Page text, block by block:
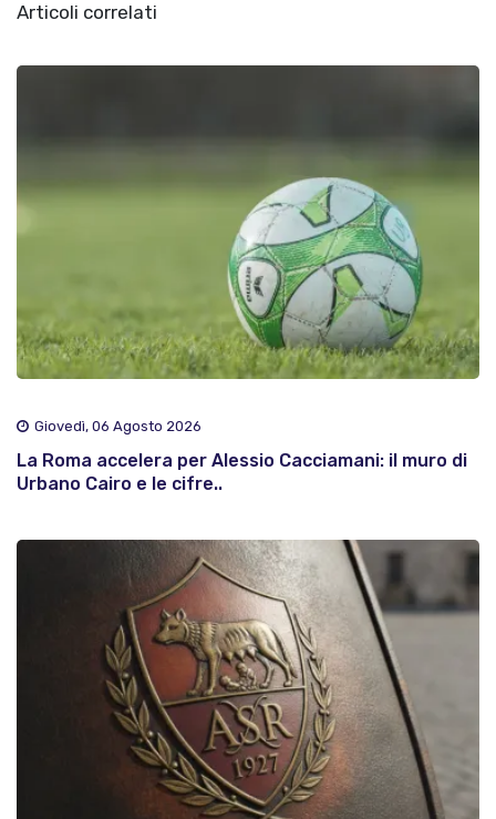
Articoli correlati
Giovedì, 06 Agosto 2026
La Roma accelera per Alessio Cacciamani: il muro di
Urbano Cairo e le cifre..